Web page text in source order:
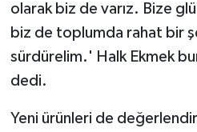
olarak biz de varız. Bize
biz de toplumda rahat bir
sürdürelim.' Halk Ekmek
dedi.
Yeni ürünleri de